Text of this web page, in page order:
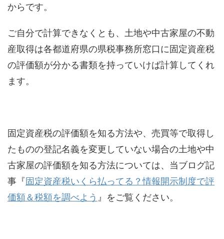
からです。
ご自分で計算できなくとも、土地や中古家屋の不動
産取得は各都道府県の県税事務所窓口に固定資産税
の評価額が分かる書類を持っていけば計算してくれ
ます。
固定資産税の評価額を知る方法や、売買等で取得し
たものの登記名義を変更していない場合の土地や中
古家屋の評価額を知る方法については、当ブログ記
事『固定資産税いくら払ってる？情報開示制度で評
価額＆税額を調べよう 』をご覧ください。